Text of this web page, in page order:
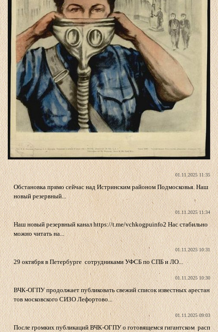
01.11.2025 11:35
Обстановка прямо сейчас над Истринским районом Подмосковья. Наш
новый резервный...
01.11.2025 11:34
Наш новый резервный канал https://t.me/vchkogpuinfo2 Нас стабильно
можно читать на...
01.11.2025 10:31
29 октября в Петербурге сотрудниками УФСБ по СПБ и ЛО...
01.11.2025 10:30
ВЧК-ОГПУ продолжает публиковать свежий список известных арестан
тов московского СИЗО Лефортово...
01.11.2025 09:03
После громких публикаций ВЧК-ОГПУ о готовящемся гигантском расп